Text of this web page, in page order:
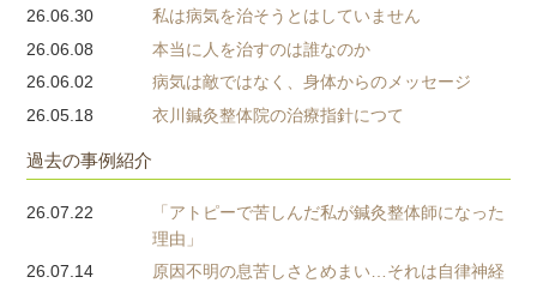
26.06.30
私は病気を治そうとはしていません
26.06.08
本当に人を治すのは誰なのか
26.06.02
病気は敵ではなく、身体からのメッセージ
26.05.18
衣川鍼灸整体院の治療指針につて
過去の事例紹介
26.07.22
「アトピーで苦しんだ私が鍼灸整体師になった
理由」
26.07.14
原因不明の息苦しさとめまい…それは自律神経